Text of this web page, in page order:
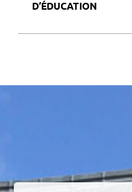
D’ÉDUCATION